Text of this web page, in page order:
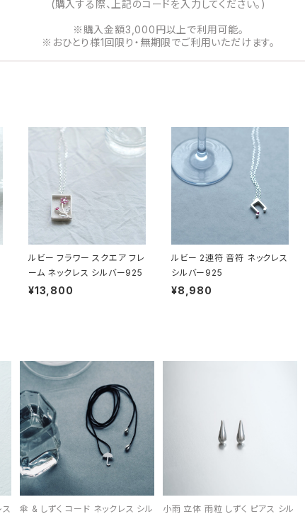
(購入する際、上記のコードを入力してください。)
※購入金額3,000円以上で利用可能。
※おひとり様1回限り・無期限でご利用いただけます。
ルビー フラワー スクエア フレ
ーム ネックレス シルバー925
¥13,800
ルビー 2連符 音符 ネックレス
シルバー925
¥8,980
傘 & しずく コード ネックレス シル
小雨 立体 雨粒 しずく ピアス シル